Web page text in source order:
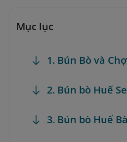
Mục lục
1. Bún Bò và
2. Bún bò Huế
3. Bún bò Huế